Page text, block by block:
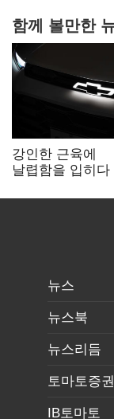
함께 볼만한
강인한 근육에
날렵함을 입히다
뉴스
뉴스북
뉴스리듬
토마토증
IB토마토